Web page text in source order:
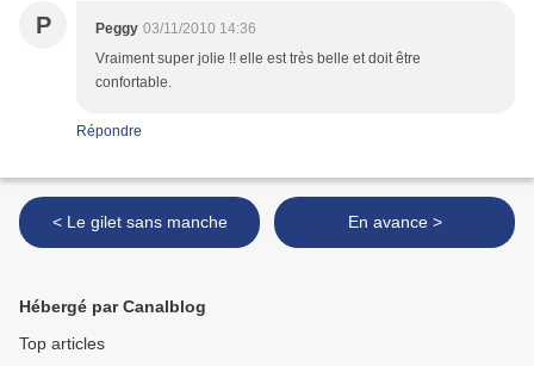
P Peggy 03/11/2010 14:36
Vraiment super jolie !! elle est très belle et doit être
confortable.
Répondre
< Le gilet sans manche En avance >
Hébergé par Canalblog
Top articles